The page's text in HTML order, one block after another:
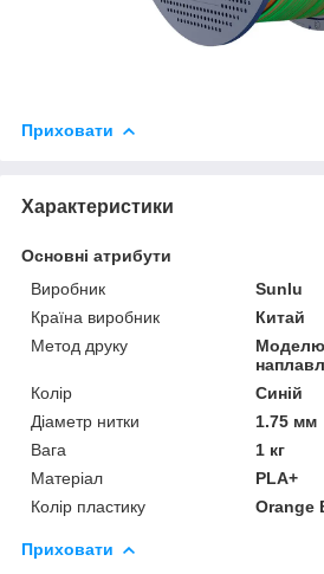
Приховати
Характеристики
Основні атрибути
Виробник
Sunlu
Країна виробник
Китай
Метод друку
Колір
Синій
Діаметр нитки
1.75 мм
Вага
1 кг
Матеріал
PLA+
Колір пластику
Orange
Приховати